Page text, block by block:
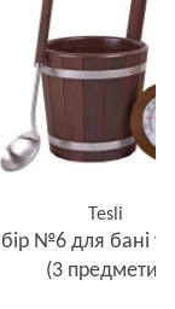
Tesli
№6 для бані
(3 предмети)